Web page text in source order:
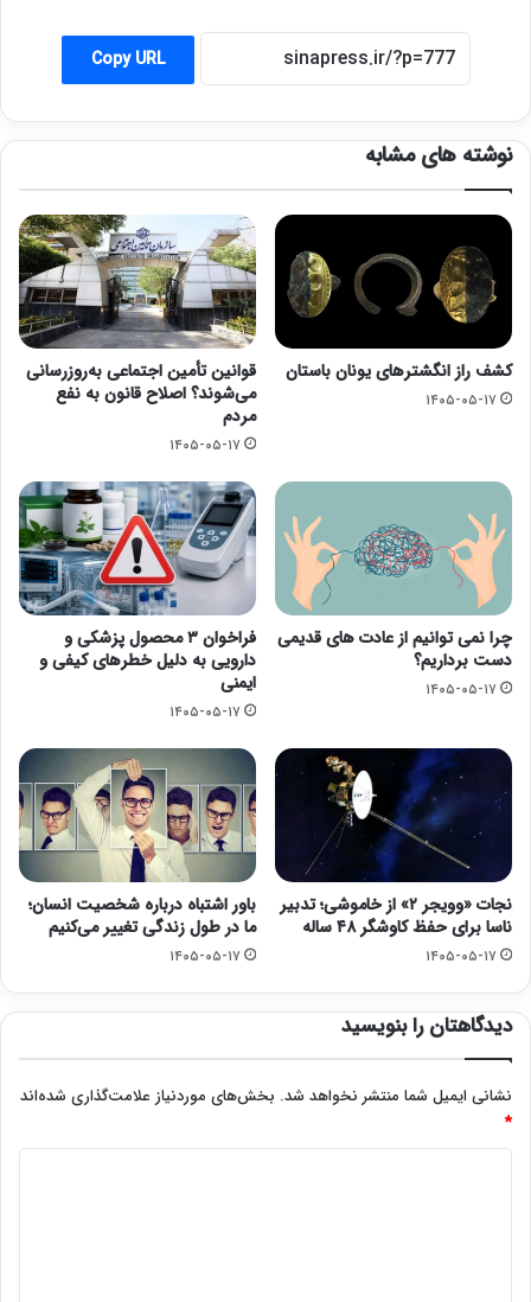
Copy URL
نوشته های مشابه
کشف راز انگشترهای یونان باستان
۱۴۰۵-۰۵-۱۷
قوانین تأمین اجتماعی به‌روزرسانی
می‌شوند؟ اصلاح قانون به نفع
مردم
۱۴۰۵-۰۵-۱۷
چرا نمی توانیم از عادت های قدیمی
دست برداریم؟
۱۴۰۵-۰۵-۱۷
فراخوان ۳ محصول پزشکی و
دارویی به دلیل خطرهای کیفی و
ایمنی
۱۴۰۵-۰۵-۱۷
نجات «وویجر ۲» از خاموشی؛ تدبیر
ناسا برای حفظ کاوشگر ۴۸ ساله
۱۴۰۵-۰۵-۱۷
باور اشتباه درباره شخصیت انسان؛
ما در طول زندگی تغییر می‌کنیم
۱۴۰۵-۰۵-۱۷
دیدگاهتان را بنویسید
نشانی ایمیل شما منتشر نخواهد شد. بخش‌های موردنیاز علامت‌گذاری شده‌اند
*